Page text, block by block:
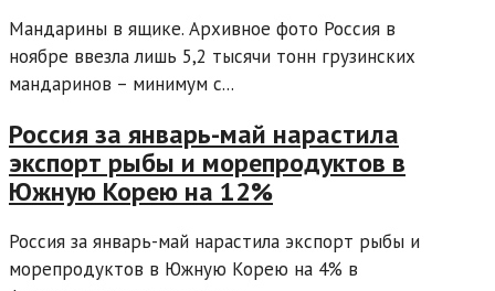
Мандарины в ящике. Архивное фото Россия в
ноябре ввезла лишь 5,2 тысячи тонн грузинских
мандаринов – минимум с...
Россия за январь-май нарастила
экспорт рыбы и морепродуктов в
Южную Корею на 12%
Россия за январь-май нарастила экспорт рыбы и
морепродуктов в Южную Корею на 4% в